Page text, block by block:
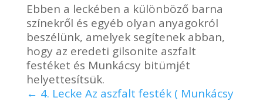
Ebben a leckében a különböző barna
színekről és egyéb olyan anyagokról
beszélünk, amelyek segítenek abban,
hogy az eredeti gilsonite aszfalt
festéket és Munkácsy bitümjét
helyettesítsük.
4. Lecke Az aszfalt festék ( Munkácsy